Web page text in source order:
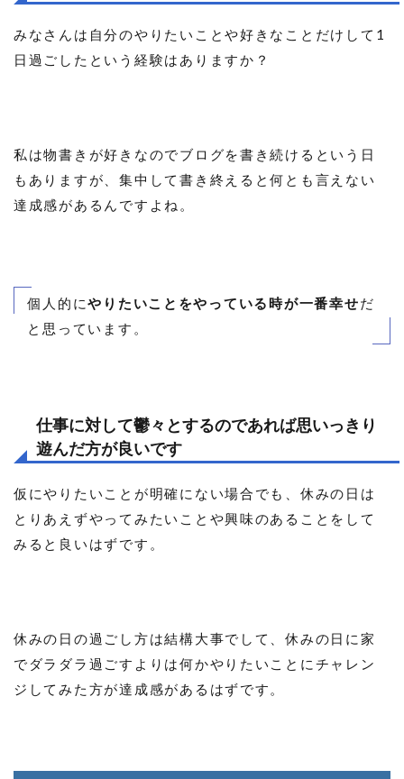
みなさんは自分のやりたいことや好きなことだけして1
日過ごしたという経験はありますか？
私は物書きが好きなのでブログを書き続けるという日
もありますが、集中して書き終えると何とも言えない
達成感があるんですよね。
個人的にやりたいことをやっている時が一番幸せだ
と思っています。
仕事に対して鬱々とするのであれば思いっきり
遊んだ方が良いです
仮にやりたいことが明確にない場合でも、休みの日は
とりあえずやってみたいことや興味のあることをして
みると良いはずです。
休みの日の過ごし方は結構大事でして、休みの日に家
でダラダラ過ごすよりは何かやりたいことにチャレン
ジしてみた方が達成感があるはずです。